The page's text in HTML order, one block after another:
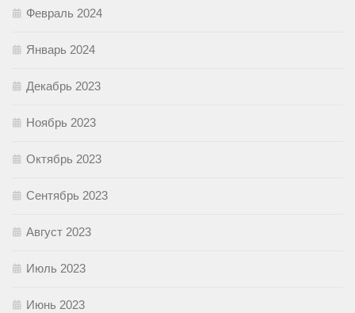
Февраль 2024
Январь 2024
Декабрь 2023
Ноябрь 2023
Октябрь 2023
Сентябрь 2023
Август 2023
Июль 2023
Июнь 2023